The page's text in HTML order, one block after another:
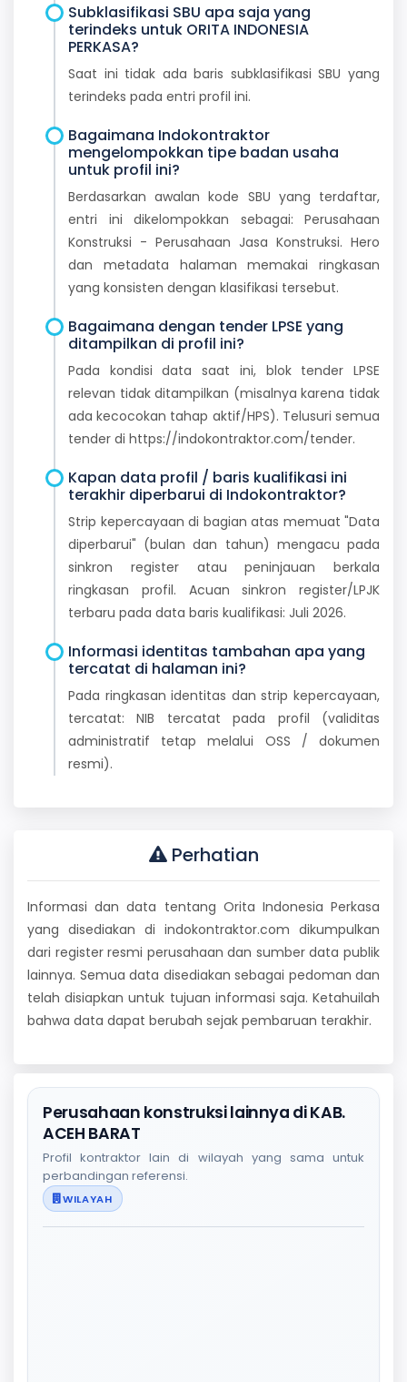
Subklasifikasi SBU apa saja yang
terindeks untuk ORITA INDONESIA
PERKASA?
Saat ini tidak ada baris subklasifikasi SBU yang
terindeks pada entri profil ini.
Bagaimana Indokontraktor
mengelompokkan tipe badan usaha
untuk profil ini?
Berdasarkan awalan kode SBU yang terdaftar,
entri ini dikelompokkan sebagai: Perusahaan
Konstruksi - Perusahaan Jasa Konstruksi. Hero
dan metadata halaman memakai ringkasan
yang konsisten dengan klasifikasi tersebut.
Bagaimana dengan tender LPSE yang
ditampilkan di profil ini?
Pada kondisi data saat ini, blok tender LPSE
relevan tidak ditampilkan (misalnya karena tidak
ada kecocokan tahap aktif/HPS). Telusuri semua
tender di https://indokontraktor.com/tender.
Kapan data profil / baris kualifikasi ini
terakhir diperbarui di Indokontraktor?
Strip kepercayaan di bagian atas memuat "Data
diperbarui" (bulan dan tahun) mengacu pada
sinkron register atau peninjauan berkala
ringkasan profil. Acuan sinkron register/LPJK
terbaru pada data baris kualifikasi: Juli 2026.
Informasi identitas tambahan apa yang
tercatat di halaman ini?
Pada ringkasan identitas dan strip kepercayaan,
tercatat: NIB tercatat pada profil (validitas
administratif tetap melalui OSS / dokumen
resmi).
Perhatian
Informasi dan data tentang Orita Indonesia Perkasa
yang disediakan di indokontraktor.com dikumpulkan
dari register resmi perusahaan dan sumber data publik
lainnya. Semua data disediakan sebagai pedoman dan
telah disiapkan untuk tujuan informasi saja. Ketahuilah
bahwa data dapat berubah sejak pembaruan terakhir.
Perusahaan konstruksi lainnya di KAB.
ACEH BARAT
Profil kontraktor lain di wilayah yang sama untuk
perbandingan referensi.
WILAYAH